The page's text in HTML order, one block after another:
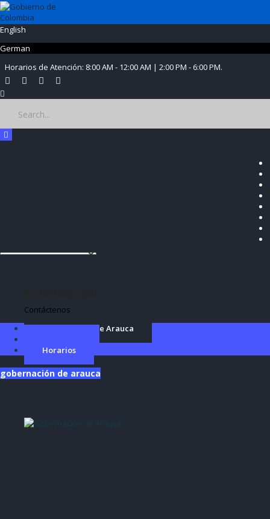
English
German
Horarios de Atención: 8:00 AM - 12:00 AM | 2:00 PM - 6:00 PM.
Contáctenos
Gobernación de Arauca
Horarios
gobernación de arauca